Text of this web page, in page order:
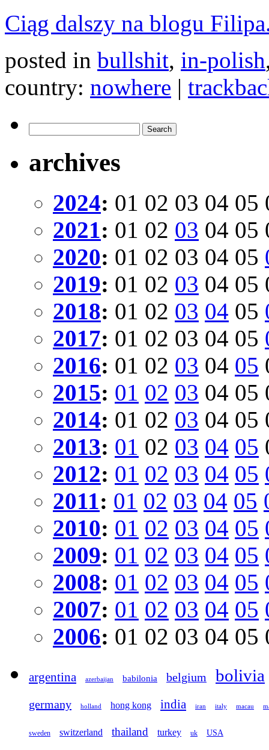
Ciąg dalszy na blogu
posted in bullshit, in-polish
country: nowhere |
archives
2024: 01 02 03 04 05
2021 : 01 02 03 04 05
2020: 01 02 03 04 05
2019: 01 02 03 04 05
2018: 01 02 03 04 05
2017: 01 02 03 04 05
2016: 01 02 03 04 05
2015: 01 02 03 04 05
2014: 01 02 03 04 05
2013: 01 02 03 04 05
2012: 01 02 03 04 05
2011 : 01 02 03 04 05
2010: 01 02 03 04 05
2009: 01 02 03 04 05
2008: 01 02 03 04 05
2007: 01 02 03 04 05
2006: 01 02 03 04 05
argentina azerbaijan babilonia belgium bolivia
germany holland hong kong india iran italy macau
sweden switzerland thailand turkey uk USA